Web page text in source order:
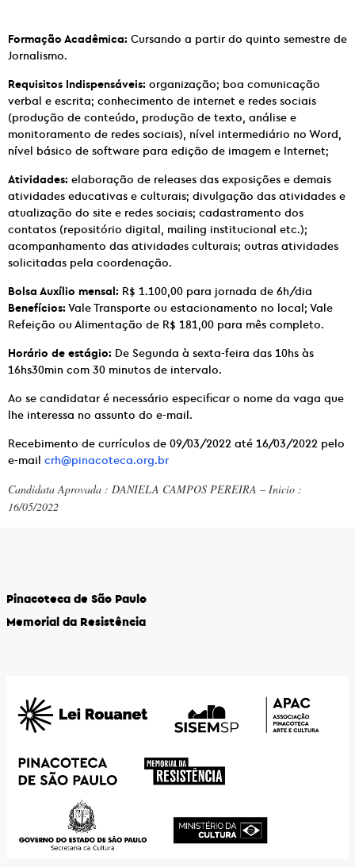
Formação Acadêmica: Cursando a partir do quinto semestre de
Jornalismo.
Requisitos Indispensáveis: organização; boa comunicação
verbal e escrita; conhecimento de internet e redes sociais
(produção de conteúdo, produção de texto, análise e
monitoramento de redes sociais), nível intermediário no Word,
nível básico de software para edição de imagem e Internet;
Atividades: elaboração de releases das exposições e demais
atividades educativas e culturais; divulgação das atividades e
atualização do site e redes sociais; cadastramento dos
contatos (repositório digital, mailing institucional etc.);
acompanhamento das atividades culturais; outras atividades
solicitadas pela coordenação.
Bolsa Auxílio mensal: R$ 1.100,00 para jornada de 6h/dia
Benefícios:Vale Transporte ou estacionamento no local; Vale
Refeição ou Alimentação de R$ 181,00 para mês completo.
Horário de estágio: De Segunda à sexta-feira das 10hs às
16hs30min com 30 minutos de intervalo.
Ao se candidatar é necessário especificar o nome da vaga que
lhe interessa no assunto do e-mail.
Recebimento de currículos de 09/03/2022 até 16/03/2022 pelo
e-mail crh@pinacoteca.org.br
Candidata Aprovada : DANIELA CAMPOS PEREIRA – Inicio :
16/05/2022
Pinacoteca de São Paulo
Memorial da Resistência